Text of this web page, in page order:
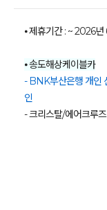
⦁ 제휴기간 : ~ 2026
⦁ 송도해상케이블카
- BNK부산은행 개인
인
- 크리스탈/에어크